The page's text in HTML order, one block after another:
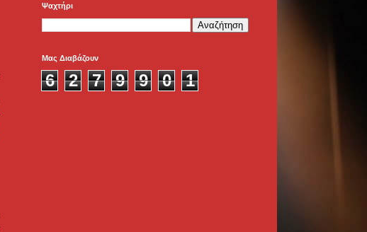
Ψαχτήρι
Μας Διαβάζουν
6 2 7 9 9 0 1